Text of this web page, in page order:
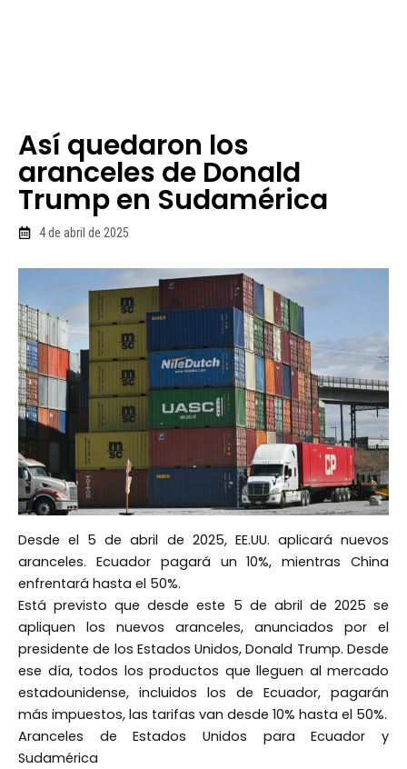
Así quedaron los
aranceles de Donald
Trump en Sudamérica
4 de abril de 2025
Desde el 5 de abril de 2025, EE.UU. aplicará nuevos
aranceles. Ecuador pagará un 10%, mientras China
enfrentará hasta el 50%.
Está previsto que desde este 5 de abril de 2025 se
apliquen los nuevos aranceles, anunciados por el
presidente de los Estados Unidos, Donald Trump. Desde
ese día, todos los productos que lleguen al mercado
estadounidense, incluidos los de Ecuador, pagarán
más impuestos, las tarifas van desde 10% hasta el 50%.
Aranceles de Estados Unidos para Ecuador y
Sudamérica